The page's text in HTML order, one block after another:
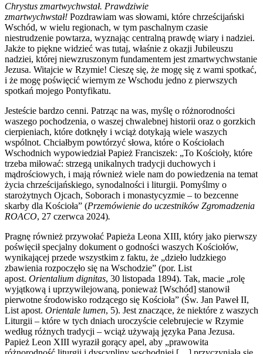
Chrystus zmartwychwstał. Prawdziwie
zmartwychwstał! Pozdrawiam was słowami, które chrześcijański
Wschód, w wielu regionach, w tym paschalnym czasie
niestrudzenie powtarza, wyznając centralną prawdę wiary i nadziei.
Jakże to piękne widzieć was tutaj, właśnie z okazji Jubileuszu
nadziei, której niewzruszonym fundamentem jest zmartwychwstanie
Jezusa. Witajcie w Rzymie! Cieszę się, że mogę się z wami spotkać,
i że mogę poświęcić wiernym ze Wschodu jedno z pierwszych
spotkań mojego Pontyfikatu.
Jesteście bardzo cenni. Patrząc na was, myślę o różnorodności
waszego pochodzenia, o waszej chwalebnej historii oraz o gorzkich
cierpieniach, które dotknęły i wciąż dotykają wiele waszych
wspólnot. Chciałbym powtórzyć słowa, które o Kościołach
Wschodnich wypowiedział Papież Franciszek: „To Kościoły, które
trzeba miłować: strzegą unikalnych tradycji duchowych i
mądrościowych, i mają również wiele nam do powiedzenia na temat
życia chrześcijańskiego, synodalności i liturgii. Pomyślmy o
starożytnych Ojcach, Soborach i monastycyzmie – to bezcenne
skarby dla Kościoła” (Przemówienie do uczestników Zgromadzenia
ROACO, 27 czerwca 2024).
Pragnę również przywołać Papieża Leona XIII, który jako pierwszy
poświęcił specjalny dokument o godności waszych Kościołów,
wynikającej przede wszystkim z faktu, że „dzieło ludzkiego
zbawienia rozpoczęło się na Wschodzie” (por. List
apost. Orientalium dignitas, 30 listopada 1894). Tak, macie „rolę
wyjątkową i uprzywilejowaną, ponieważ [Wschód] stanowił
pierwotne środowisko rodzącego się Kościoła” (Św. Jan Paweł II,
List apost. Orientale lumen, 5). Jest znaczące, że niektóre z waszych
Liturgii – które w tych dniach uroczyście celebrujecie w Rzymie
według różnych tradycji – wciąż używają języka Pana Jezusa.
Papież Leon XIII wyraził gorący apel, aby „prawowita